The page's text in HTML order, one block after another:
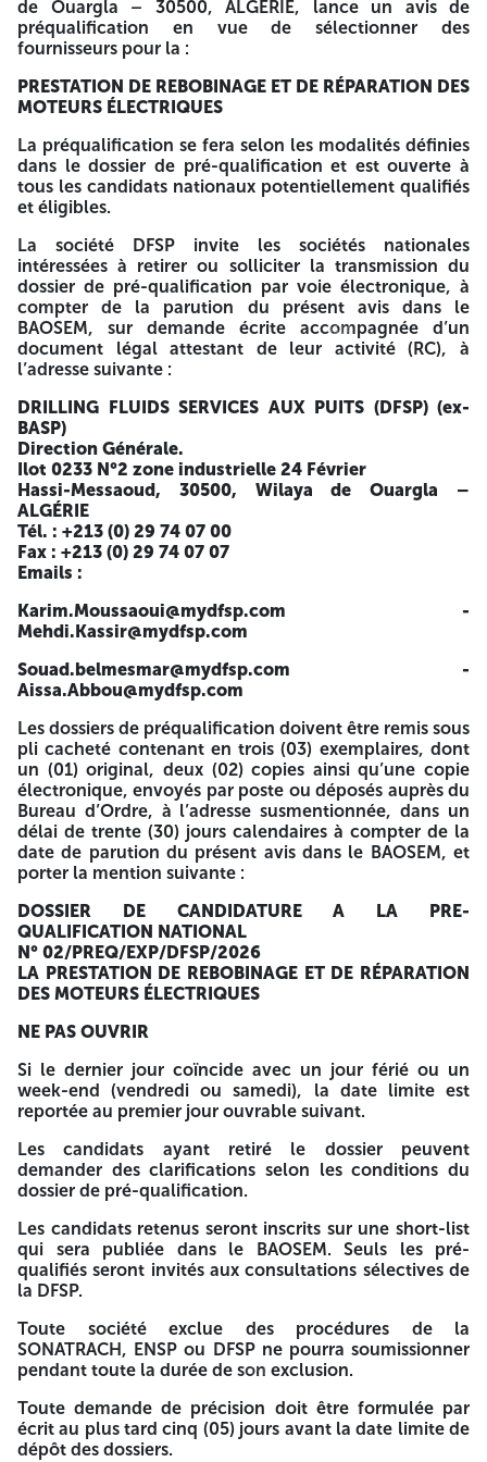
ouvrable suivant. Les candidats ayant retiré le dossier
peuvent demander des clarifications selon les conditions
du dossier de pré-qualification. Les candidats retenus
seront inscrits sur une short-list qui sera publiée dans le
BAOSEM. Seuls les pré-qualifiés seront invités aux
consultations sélectives de la DFSP. Toute société exclue
des procédures de la SONATRACH, ENSP ou DFSP ne
pourra soumissionner pendant toute la durée de son
exclusion. Toute demande de précision doit être formulée
par écrit au plus tard cinq (05) jours avant la date limite de
dépôt des dossiers. A -=-=-=-
4514
4514
DFSP (Ex : Basp)
Drilling Fluids Services Aux Puits
Ilot 0233 N°2 zone industrielle 24 Février
Hassi-Messaoud, 30500, Wilaya de Ouargla – ALGÉRIE
Tel: 0213(0)2974 07 00 - Fax: 0213(0)29 74 07 07
AVIS D’APPEL A PRE-QUALIFICATION NATIONAL
PREQUALIFICATION DE LA PRESTATION DE REBOBINAGE
ET DE RÉPARATION DES MOTEURS ÉLECTRIQUES
N° 02/PREQ/EXP/DFSP/2026
(ex-BASP), BP 86, Zone Hassi Messaoud, Wilaya de Ouargla
– 30500, ALGÉRIE, lance un avis de préqualification en vue
PRESTATION DE REBOBINAGE ET DE RÉPARATION DES
La préqualification se fera selon les modalités définies
dans le dossier de pré-qualification et est ouverte à tous
les candidats nationaux potentiellement qualifiés et
éligibles.
La société DFSP invite les sociétés nationales intéressées à
retirer ou solliciter la transmission du dossier de pré-
qualification par voie électronique, à compter de la
parution du présent avis dans le BAOSEM, sur demande
écrite accompagnée d’un document légal attestant de leur
activité (RC), à l’adresse suivante :
DRILLING FLUIDS SERVICES AUX PUITS (DFSP) (ex-BASP)
Ilot 0233 N°2 zone industrielle 24 Février
Tél. : +213 (0) 29 74 07 00
Fax : +213 (0) 29 74 07 07
Emails :
Karim.Moussaoui@mydfsp.com-
Mehdi.Kassir@mydfsp.com
Aissa.Abbou@mydfsp.com
Les dossiers de préqualification doivent être remis sous pli
cacheté contenant en trois (03) exemplaires, dont un (01)
envoyés par poste ou déposés auprès du Bureau d’Ordre, à
l’adresse susmentionnée, dans un délai de trente (30) jours
calendaires à compter de la date de parution du présent
DOSSIER DE CANDIDATURE A LA PRE-QUALIFICATION
NATIONAL
4514
4514
de Ouargla – 30500, ALGÉRIE, lance un avis de
préqualification en vue de sélectionner des
fournisseurs pour la :
PRESTATION DE REBOBINAGE ET DE RÉPARATION DES
MOTEURS ÉLECTRIQUES
La préqualification se fera selon les modalités définies
dans le dossier de pré-qualification et est ouverte à
tous les candidats nationaux potentiellement qualifiés
et éligibles.
La société DFSP invite les sociétés nationales
intéressées à retirer ou solliciter la transmission du
dossier de pré-qualification par voie électronique, à
compter de la parution du présent avis dans le
BAOSEM, sur demande écrite accompagnée d’un
document légal attestant de leur activité (RC), à
l’adresse suivante :
DRILLING FLUIDS SERVICES AUX PUITS (DFSP) (ex-
BASP)
Direction Générale.
Ilot 0233 N°2 zone industrielle 24 Février
Hassi-Messaoud, 30500, Wilaya de Ouargla –
ALGÉRIE
Tél. : +213 (0) 29 74 07 00
Fax : +213 (0) 29 74 07 07
Emails :
Karim.Moussaoui@mydfsp.com -
Mehdi.Kassir@mydfsp.com
Souad.belmesmar@mydfsp.com
-
Aissa.Abbou@mydfsp.com
Les dossiers de préqualification doivent être remis sous
pli cacheté contenant en trois (03) exemplaires, dont
un (01) original, deux (02) copies ainsi qu’une copie
électronique, envoyés par poste ou déposés auprès du
Bureau d’Ordre, à l’adresse susmentionnée, dans un
délai de trente (30) jours calendaires à compter de la
date de parution du présent avis dans le BAOSEM, et
porter la mention suivante :
DOSSIER DE CANDIDATURE A LA PRE-
QUALIFICATION NATIONAL
N° 02/PREQ/EXP/DFSP/2026
LA PRESTATION DE REBOBINAGE ET DE RÉPARATION
DES MOTEURS ÉLECTRIQUES
NE PAS OUVRIR
Si le dernier jour coïncide avec un jour férié ou un
week-end (vendredi ou samedi), la date limite est
reportée au premier jour ouvrable suivant.
Les candidats ayant retiré le dossier peuvent
demander des clarifications selon les conditions du
dossier de pré-qualification.
Les candidats retenus seront inscrits sur une short-list
qui sera publiée dans le BAOSEM. Seuls les pré-
qualifiés seront invités aux consultations sélectives de
la DFSP.
Toute société exclue des procédures de la
SONATRACH, ENSP ou DFSP ne pourra soumissionner
pendant toute la durée de son exclusion.
Toute demande de précision doit être formulée par
écrit au plus tard cinq (05) jours avant la date limite de
dépôt des dossiers.